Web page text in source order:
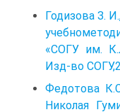
Годизова З.
«СОГУ им.
Изд-во
Федотова
Николая